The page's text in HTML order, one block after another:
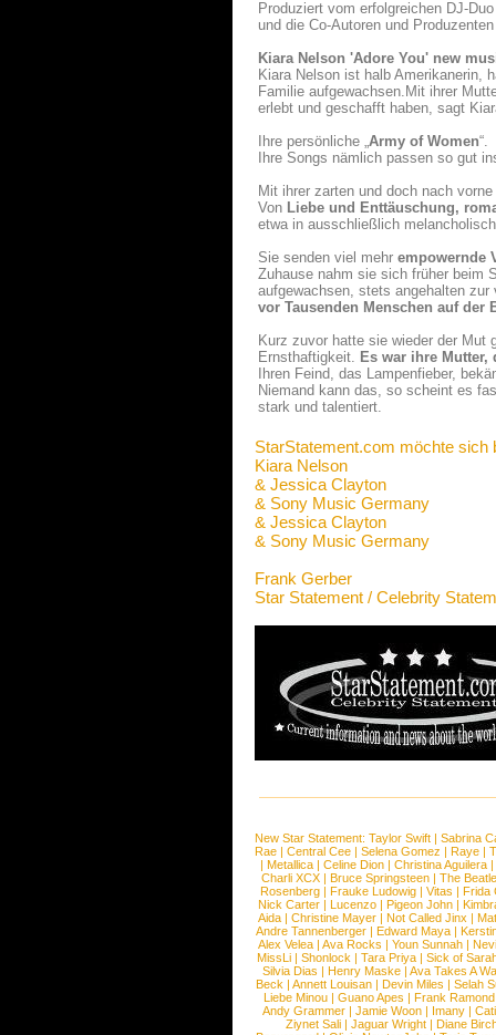
Produziert vom erfolgreichen DJ-
und die Co-Autoren und
Kiara Nelson 'Adore You' new
Kiara Nelson ist halb Amerikanerin,
Familie aufgewachsen.Mit ihrer
erlebt und geschafft haben, sagt
Ihre persönliche „Army of Women“.
Ihre Songs nämlich passen so gut
Mit ihrer zarten und doch nach
Von Liebe und Enttäuschung,
etwa in ausschließlich
Sie senden viel mehr empowernde
Zuhause nahm sie sich früher beim
aufgewachsen, stets angehalten
vor Tausenden Menschen auf der
Kurz zuvor hatte sie wieder der Mut
Ernsthaftigkeit. Es war ihre Mutter,
Ihren Feind, das Lampenfieber,
Niemand kann das, so scheint es
stark und talentiert.
StarStatement.com möchte sich
Kiara Nelson
& Jessica Clayton
& Sony Music Germany
& Jessica Clayton
& Sony Music Germany
Frank Gerber
Star Statement / Celebrity
New Star Statement: Taylor Swift | Sabrina
Rae |Central Cee |Selena Gomez |Raye |
| Metallica | Celine Dion | Christina Aguilera |
Charli XCX |Bruce Springsteen |The
Rosenberg | Frauke Ludowig | Vitas | Frida
Nick Carter | Lucenzo | Pigeon John |
Aida |Christine Mayer |Not Called Jinx |
Andre Tannenberger | Edward Maya |
Alex Velea | Ava Rocks | Youn Sunnah |
MissLi | Shonlock | Tara Priya | Sick of
Silvia Dias |Henry Maske |Ava Takes A
Beck |Annett Louisan |Devin Miles |Selah
Liebe Minou |Guano Apes |Frank Ramond
Andy Grammer |Jamie Woon | Imany |
Ziynet Sali |Jaguar Wright |Diane